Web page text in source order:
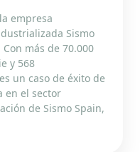
empresa
Sismo
más de 70.000
y 568
un caso de éxito de
en el sector
de Sismo Spain,